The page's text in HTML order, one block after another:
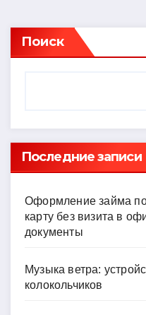
Поиск
Последние записи
Оформление займа
карту без визита в
документы
Музыка ветра:
колокольчиков